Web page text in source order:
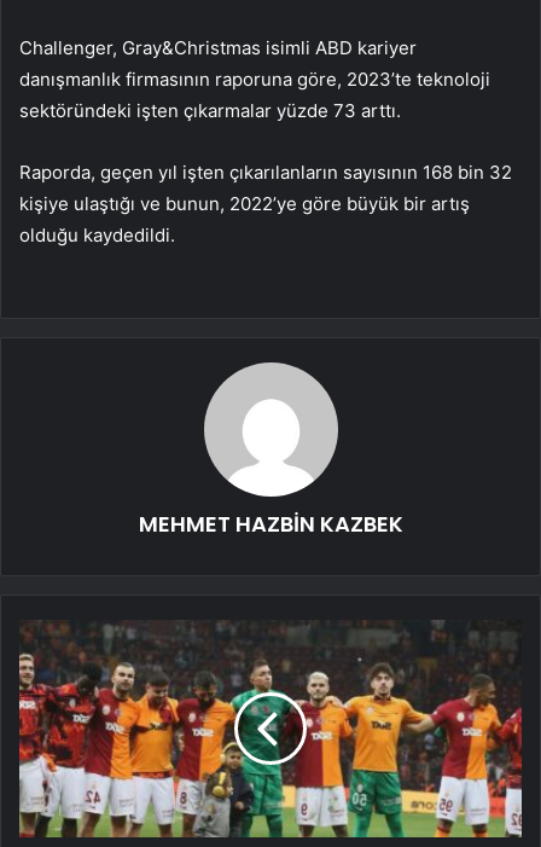
Challenger, Gray&Christmas isimli ABD kariyer
danışmanlık firmasının raporuna göre, 2023’te teknoloji
sektöründeki işten çıkarmalar yüzde 73 arttı.
Raporda, geçen yıl işten çıkarılanların sayısının 168 bin 32
kişiye ulaştığı ve bunun, 2022’ye göre büyük bir artış
olduğu kaydedildi.
MEHMET HAZBİN KAZBEK